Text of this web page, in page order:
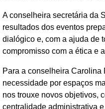
A conselheira secretária da
resultados dos eventos
dialógico e, com a ajuda de
compromisso com a ética e
Para a conselheira Carolina
necessidade por espaços
nos trouxe novos objetivos,
centralidade administrativa